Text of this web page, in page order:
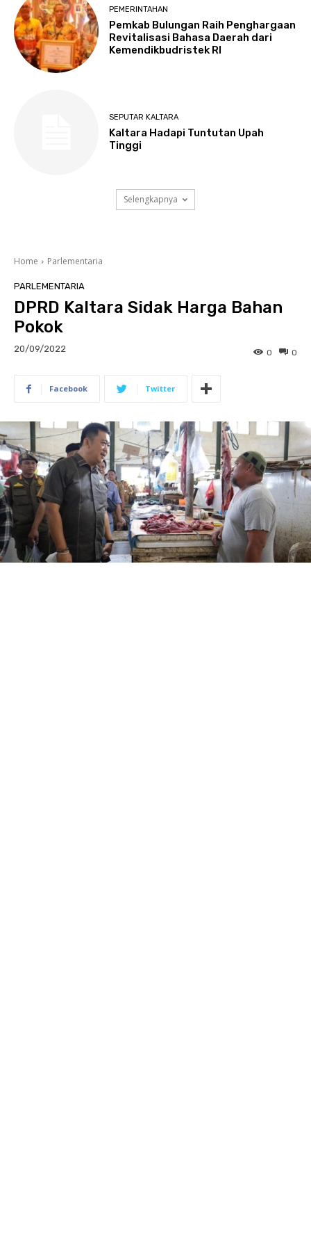
PEMERINTAHAN
Pemkab Bulungan Raih Penghargaan
Revitalisasi Bahasa Daerah dari
Kemendikbudristek RI
SEPUTAR KALTARA
Kaltara Hadapi Tuntutan Upah
Tinggi
Selengkapnya